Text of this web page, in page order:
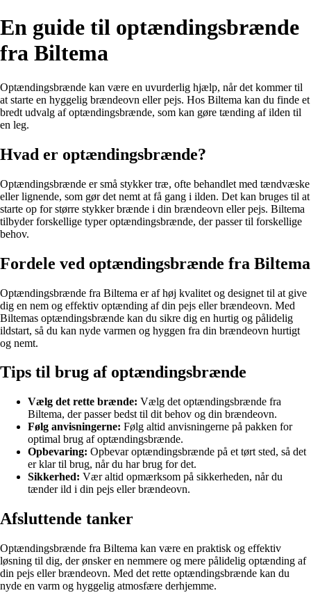
En guide til optændingsbrænde
fra Biltema
Optændingsbrænde kan være en uvurderlig hjælp, når det kommer til
at starte en hyggelig brændeovn eller pejs. Hos Biltema kan du finde et
bredt udvalg af optændingsbrænde, som kan gøre tænding af ilden til
en leg.
Hvad er optændingsbrænde?
Optændingsbrænde er små stykker træ, ofte behandlet med tændvæske
eller lignende, som gør det nemt at få gang i ilden. Det kan bruges til at
starte op for større stykker brænde i din brændeovn eller pejs. Biltema
tilbyder forskellige typer optændingsbrænde, der passer til forskellige
behov.
Fordele ved optændingsbrænde fra Biltema
Optændingsbrænde fra Biltema er af høj kvalitet og designet til at give
dig en nem og effektiv optænding af din pejs eller brændeovn. Med
Biltemas optændingsbrænde kan du sikre dig en hurtig og pålidelig
ildstart, så du kan nyde varmen og hyggen fra din brændeovn hurtigt
og nemt.
Tips til brug af optændingsbrænde
Vælg det rette brænde: Vælg det optændingsbrænde fra
Biltema, der passer bedst til dit behov og din brændeovn.
Følg anvisningerne: Følg altid anvisningerne på pakken for
optimal brug af optændingsbrænde.
Opbevaring: Opbevar optændingsbrænde på et tørt sted, så det
er klar til brug, når du har brug for det.
Sikkerhed: Vær altid opmærksom på sikkerheden, når du
tænder ild i din pejs eller brændeovn.
Afsluttende tanker
Optændingsbrænde fra Biltema kan være en praktisk og effektiv
løsning til dig, der ønsker en nemmere og mere pålidelig optænding af
din pejs eller brændeovn. Med det rette optændingsbrænde kan du
nyde en varm og hyggelig atmosfære derhjemme.